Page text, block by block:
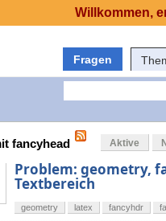
Fragen
fancyhead Aktive
Problem: geometry,
Textbereich
geometry latex fancyhdr
Willkommen,